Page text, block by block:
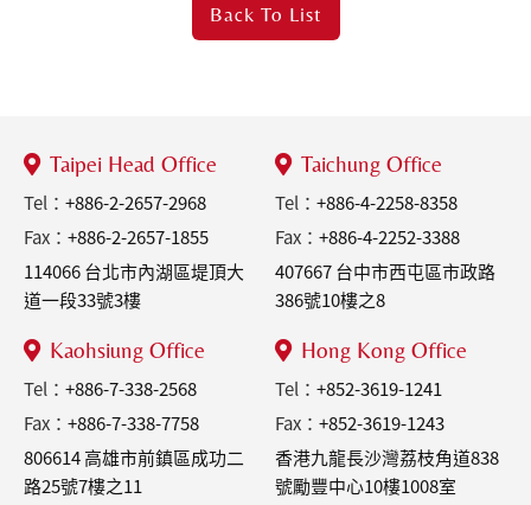
Back To List
Taipei Head Office
Tel： +886-2-2657-2968
Fax： +886-2-2657-1855
114066 台北市內湖區堤頂大
道一段33號3樓
Taichung Office
Tel： +886-4-2258-8358
Fax： +886-4-2252-3388
407667 台中市西屯區市政路
386號10樓之8
Kaohsiung Office
Tel： +886-7-338-2568
Fax： +886-7-338-7758
806614 高雄市前鎮區成功二
路25號7樓之11
Hong Kong Office
Tel： +852-3619-1241
Fax： +852-3619-1243
香港九龍長沙灣荔枝角道838
號勵豐中心10樓1008室